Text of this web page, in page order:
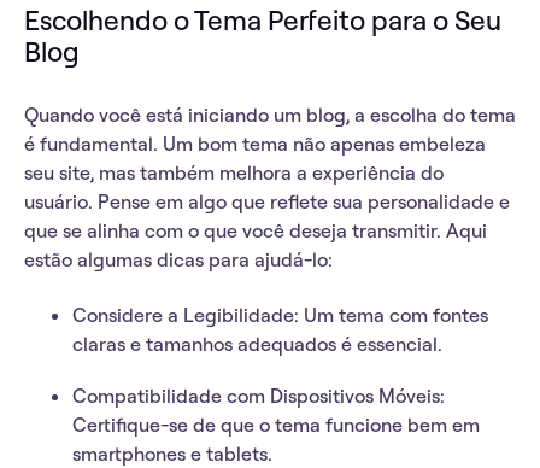
Escolhendo o Tema Perfeito para o Seu
Blog
Quando você está iniciando um blog, a escolha do tema
é fundamental. Um bom tema não apenas embeleza
seu site, mas também melhora a experiência do
usuário. Pense em algo que reflete sua personalidade e
que se alinha com o que você deseja transmitir. Aqui
estão algumas dicas para ajudá-lo:
Considere a Legibilidade: Um tema com fontes
claras e tamanhos adequados é essencial.
Compatibilidade com Dispositivos Móveis:
Certifique-se de que o tema funcione bem em
smartphones e tablets.